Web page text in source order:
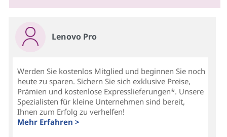
Lenovo Pro
Werden Sie kostenlos Mitglied und beginnen Sie noch
heute zu sparen. Sichern Sie sich exklusive Preise,
Prämien und kostenlose Expresslieferungen*. Unsere
Spezialisten für kleine Unternehmen sind bereit,
Ihnen zum Erfolg zu verhelfen!
Mehr Erfahren >